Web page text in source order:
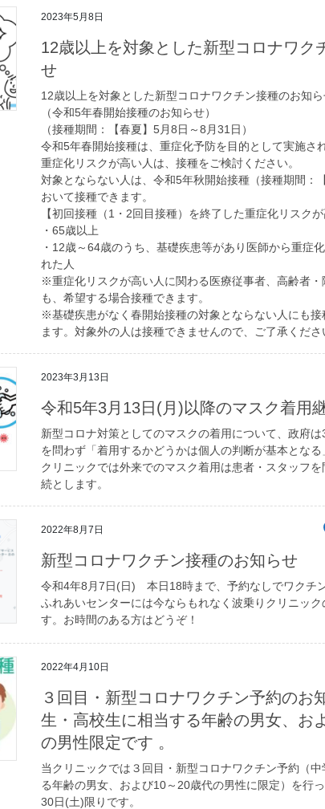
2023年5月8日
12歳以上を対象とした新型コロナワク
せ
12歳以上を対象とした新型コロナワクチン接種のお知
（令和5年春開始接種のお知らせ）
（接種期間：【春夏】5月8日～8月31日）
令和5年春開始接種は、重症化予防を目的として実施さ
重症化リスクが高い人は、接種をご検討ください。
対象とならない人は、令和5年秋開始接種（接種期間：
おいて接種できます。
【初回接種（1・2回目接種）を終了した重症化リスクが
・65歳以上
・12歳～64歳のうち、基礎疾患等があり医師から重症
れた人
※重症化リスクが高い人に関わる医療従事者、高齢者
も、希望する場合接種できます。
※基礎疾患がなく春開始接種の対象とならない人にも接
ます。対象外の人は接種できませんので、ご了承くださ
2023年3月13日
令和5年3月13日(月)以降のマスク着用
新型コロナ対策としてのマスクの着用について、政府
を問わず「着用するかどうかは個人の判断が基本とな
クリニックでは外来でのマスク着用は患者・スタッフ
続とします。
2022年8月7日
新型コロナワクチン接種のお知らせ
令和4年8月7日(日) 本日18時まで、予約なしでワクチ
ふれあいセンターには今ならもれなく波乗りクリニック
す。お時間のある方はどうぞ！
2022年4月10日
３回目・新型コロナワクチン予約のお
生・高校生に相当する年齢の男女、お
の男性限定です 。
当クリニックでは３回目・新型コロナワクチン予約（
る年齢の男女、および10～20歳代の男性に限定）を行
30日(土)限りです。